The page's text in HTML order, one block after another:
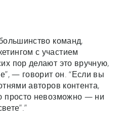
команд,
с участием
пор делают это вручную,
— говорит он. “Если вы
авторов контента,
просто невозможно — ни